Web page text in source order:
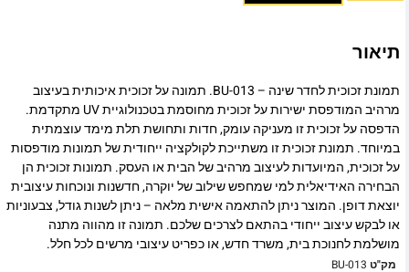
תיאור
תמונת זכוכית לחדר שינה – BU-013. תמונה על זכוכית איכותית בעיצוב
מרהיב המודפסת ישירות על זכוכית מחוסמת בטכנולוגיית UV מתקדמת.
הדפסה על זכוכית זו מעניקה עומק, חדות ותחושת תלת מימד עוצמתית
במיוחד. תמונת זכוכית זו משתייכת לקולקציה ייחודית של תמונות מודפסות
על זכוכית, המיועדות לעיצוב מרהיב של הבית או העסק. תמונות זכוכית הן
הבחירה האידיאלית למי שמחפש שילוב של יוקרה, חדשנות ונוכחות עיצובית
יוצאת דופן. המוצר ניתן להתאמה אישית מלאה – ניתן לשנות גודל, צבעוניות
או לבקש עיצוב ייחודי בהתאם לצרכים שלכם. תמונה זו מהווה מתנה
מושלמת לחנוכת בית, משרד חדש, או כפריט עיצובי מרשים לכל חלל.
מק"ט BU-013